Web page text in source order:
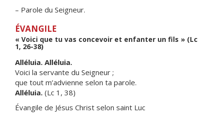
– Parole du Seigneur.
ÉVANGILE
« Voici que tu vas concevoir et enfanter un fils » (Lc
1, 26-38)
Alléluia. Alléluia.
Voici la servante du Seigneur ;
que tout m’advienne selon ta parole.
Alléluia. (Lc 1, 38)
Évangile de Jésus Christ selon saint Luc